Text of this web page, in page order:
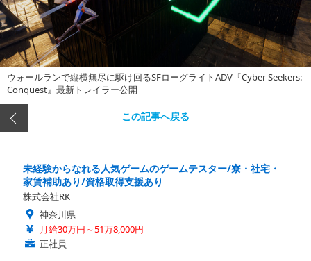
ウォールランで縦横無尽に駆け回るSFローグライトADV『Cyber Seekers:
Conquest』最新トレイラー公開
この記事へ戻る
未経験からなれる人気ゲームのゲームテスター/寮・社宅・
家賃補助あり/資格取得支援あり
株式会社RK
神奈川県
月給30万円～51万8,000円
正社員